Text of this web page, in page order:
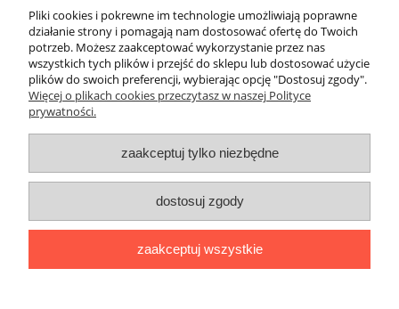
Moje konto
Informacje
O nas
Pliki cookies i pokrewne im technologie umożliwiają poprawne
działanie strony i pomagają nam dostosować ofertę do Twoich
potrzeb. Możesz zaakceptować wykorzystanie przez nas
wszystkich tych plików i przejść do sklepu lub dostosować użycie
plików do swoich preferencji, wybierając opcję "Dostosuj zgody".
Więcej o plikach cookies przeczytasz w naszej Polityce
prywatności.
zaakceptuj tylko niezbędne
dostosuj zgody
zaakceptuj wszystkie